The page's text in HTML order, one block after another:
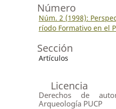
Número
Núm. 2 (1998):
ríodo Formativo en el
Sección
Artículos
Licencia
Derechos de
Arqueología PUCP